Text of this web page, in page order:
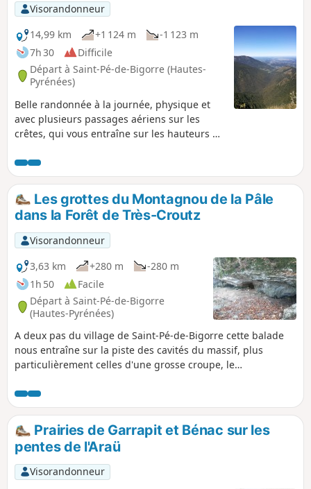
Visorandonneur
14,99 km
+1 124 m
-1 123 m
7h 30
Difficile
Départ à Saint-Pé-de-Bigorre (Hautes-
Pyrénées)
Belle randonnée à la journée, physique et
avec plusieurs passages aériens sur les
crêtes, qui vous entraîne sur les hauteurs du
Nord-Est, au-dessus du torrent de la Génie
Longue. Pause finale au Refuge du Col du
Prat d'Aürelh (du Rey) et ses estives.
Paysages magnifiques ! Solitude assurée !
Les grottes du Montagnou de la Pâle
dans la Forêt de Très-Croutz
Visorandonneur
3,63 km
+280 m
-280 m
1h 50
Facile
Départ à Saint-Pé-de-Bigorre
(Hautes-Pyrénées)
A deux pas du village de Saint-Pé-de-Bigorre cette balade
nous entraîne sur la piste des cavités du massif, plus
particulièrement celles d'une grosse croupe, le
de ce parcours comme fait exprès pour le promeneur. On
vient en approche auprès du trou béant du gouffre du
Hayau, dont la dimension insolite et le courant d'air entrant
vous entraîneraient bien dans son sombre abîme, si on n'y
prenait pas garde... Ce parcours a été profondément
modifié en mai 2024, par le perçage d'un nouveau "sentier
karstique".
Prairies de Garrapit et Bénac sur les
pentes de l'Araü
Visorandonneur